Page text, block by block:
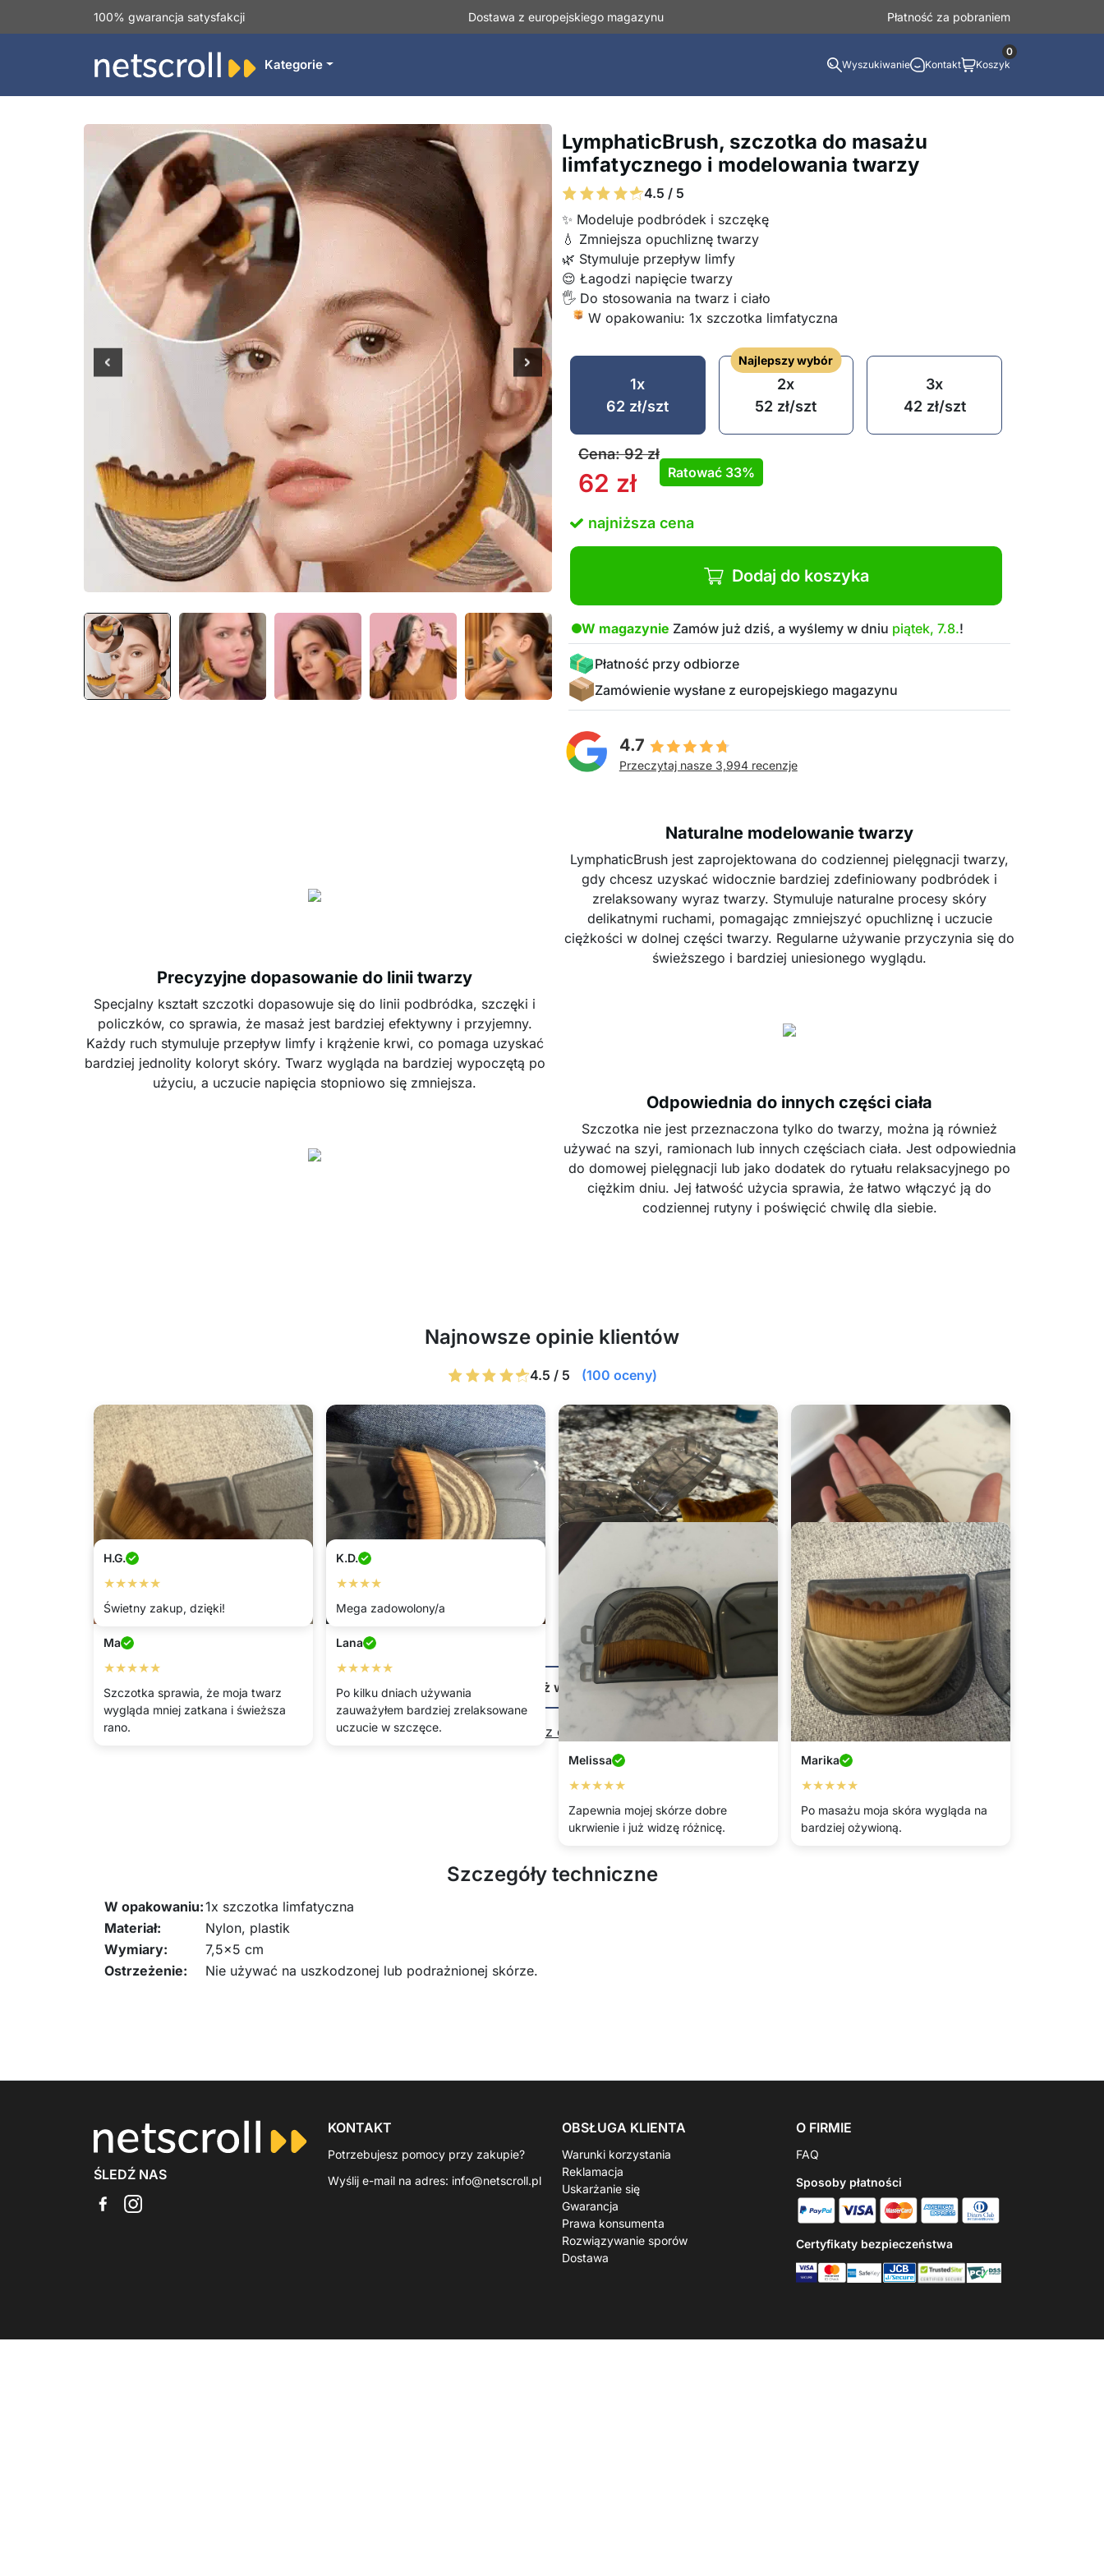
100% gwarancja satysfakcji Dostawa z europejskiego magazynu Płatność za pobraniem
Kategorie Wyszukiwanie Kontakt Koszyk
0
LymphaticBrush, szczotka do masażu
limfatycznego i modelowania twarzy
4.5 / 5
✨ Modeluje podbródek i szczękę
💧 Zmniejsza opuchliznę twarzy
🌿 Stymuluje przepływ limfy
😌 Łagodzi napięcie twarzy
🖐️ Do stosowania na twarz i ciało
W opakowaniu: 1x szczotka limfatyczna
1x
62 zł/szt
Najlepszy wybór
2x
52 zł/szt
3x
42 zł/szt
Cena:92zł
62 zł Ratować 33%
najniższa cena
Dodaj do koszyka
W magazynie Zamów już dziś, a wyślemy w dniu piątek, 7.8.!
Płatność przy odbiorze
Zamówienie wysłane z europejskiego magazynu
4.7
Przeczytaj nasze 3,994 recenzje
Naturalne modelowanie twarzy
LymphaticBrush jest zaprojektowana do codziennej pielęgnacji twarzy,
gdy chcesz uzyskać widocznie bardziej zdefiniowany podbródek i
zrelaksowany wyraz twarzy. Stymuluje naturalne procesy skóry
delikatnymi ruchami, pomagając zmniejszyć opuchliznę i uczucie
ciężkości w dolnej części twarzy. Regularne używanie przyczynia się do
świeższego i bardziej uniesionego wyglądu.
Precyzyjne dopasowanie do linii twarzy
Specjalny kształt szczotki dopasowuje się do linii podbródka, szczęki i
policzków, co sprawia, że masaż jest bardziej efektywny i przyjemny.
Każdy ruch stymuluje przepływ limfy i krążenie krwi, co pomaga uzyskać
bardziej jednolity koloryt skóry. Twarz wygląda na bardziej wypoczętą po
użyciu, a uczucie napięcia stopniowo się zmniejsza.
Odpowiednia do innych części ciała
Szczotka nie jest przeznaczona tylko do twarzy, można ją również
używać na szyi, ramionach lub innych częściach ciała. Jest odpowiednia
do domowej pielęgnacji lub jako dodatek do rytuału relaksacyjnego po
ciężkim dniu. Jej łatwość użycia sprawia, że łatwo włączyć ją do
codziennej rutyny i poświęcić chwilę dla siebie.
Najnowsze opinie klientów
4.5 / 5 (100 oceny)
Ma
★★★★★
Szczotka sprawia, że moja twarz
wygląda mniej zatkana i świeższa
rano.
Lana
★★★★★
Po kilku dniach używania
zauważyłem bardziej zrelaksowane
uczucie w szczęce.
Stanislawa
★★★★★
Używam jej wieczorem i masaż
zawsze mnie uspokaja.
Amanda
★★★★★
Myślę, że linia podbródka wygląda
bardziej zdefiniowana.
Melissa
★★★★★
Zapewnia mojej skórze dobre
ukrwienie i już widzę różnicę.
Marika
★★★★★
Po masażu moja skóra wygląda na
bardziej ożywioną.
H.G.
★★★★★
Świetny zakup, dzięki!
K.D.
★★★★
Mega zadowolony/a
Pokaż więcej
Napisz opinię
Szczegóły techniczne
W opakowaniu:1x szczotka limfatyczna
Materiał:
Nylon, plastik
Wymiary:
7,5x5 cm
Ostrzeżenie:
Nie używać na uszkodzonej lub podrażnionej skórze.
ŚLEDŹ NAS
KONTAKT
Potrzebujesz pomocy przy zakupie?
Wyślij e-mail na adres: info@netscroll.pl
OBSŁUGA KLIENTA
Warunki korzystania
Reklamacja
Uskarżanie się
Gwarancja
Prawa konsumenta
Rozwiązywanie sporów
Dostawa
O FIRMIE
FAQ
Sposoby płatności
Certyfikaty bezpieczeństwa